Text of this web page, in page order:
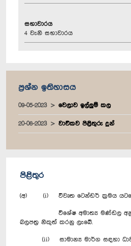
සභාවාරය
4 වැනි සභාවාරය
ප්‍රශ්න ඉතිහාසය
09-05-2023 වෙලාව ඉල්ලුම් කල
20-06-2023 වාචිකව පිළිතුරු දුන්
පිළිතුර
(අ) (i) විවෘත ටෙන්ඩර් ක්‍රමය
විශේෂ අමාත්‍ය මණ්ඩල
බලපත්‍ර නිකුත් කරනු ලැබේ.
(ii) සාමාන්‍ය මාර්ග සඳහා ධාවන